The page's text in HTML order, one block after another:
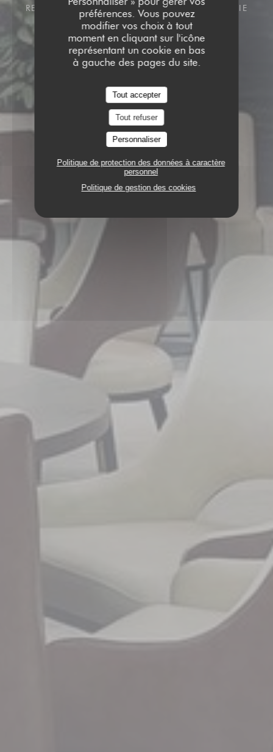
préférences. Vous pouvez
modifier vos choix à tout
moment en cliquant sur l'icône
représentant un cookie en bas
à gauche des pages du site.
Tout accepter
Tout refuser
Personnaliser
Politique de protection des données à caractère
personnel
Politique de gestion des cookies
REINE POMARE IV, PAPEETE 98713, POLYNÉSIE
FRANÇAISE 98713 PAPEETE